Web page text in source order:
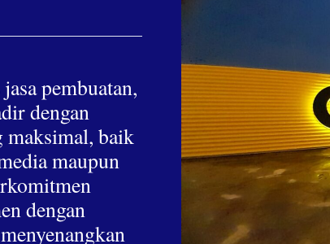
pembuatan,
dengan
maksimal, baik
maupun
dengan